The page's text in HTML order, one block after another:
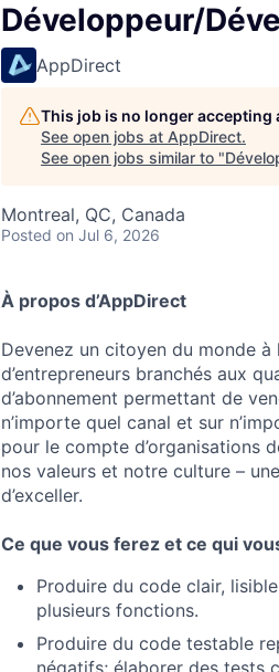
Développeur/
AppDirect
This job is no longer accepting
See open jobs at AppDirect.
See open jobs similar to "
Montreal, QC, Canada
Posted on Jul 6, 2026
À propos d’AppDirect
Devenez un citoyen du monde à
d’entrepreneurs branchés aux
d’abonnement permettant de
n’importe quel canal et sur
pour le compte d’organisations
nos valeurs et notre culture –
d’exceller.
Ce que vous ferez et ce qui
Produire du code clair,
plusieurs fonctions.
Produire du code testable
négatifs; élaborer des tests